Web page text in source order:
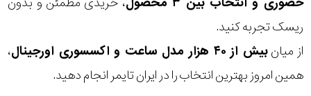
ریسک تجربه کنید.
از میانبیش از ۴۰ هزار مدل ساعت و اکسسوری اورجینال
،
همین امروز بهترین انتخاب را در ایران تایمر انجام دهید.